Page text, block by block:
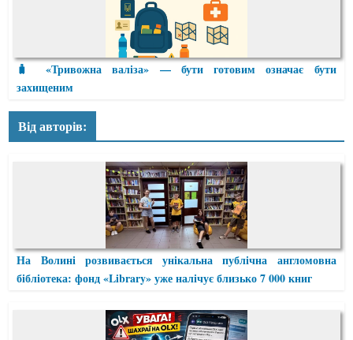
🧳 «Тривожна валіза» — бути готовим означає бути
захищеним
Від авторів:
На Волині розвивається унікальна публічна англомовна
бібліотека: фонд «Library» уже налічує близько 7 000 книг